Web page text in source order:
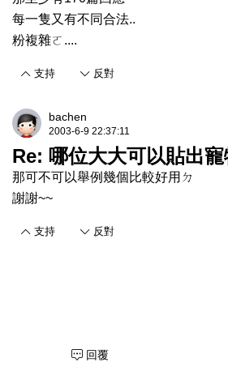
每一隻又有不同合法..
粉複雜ㄛ....
支持 反對
bachen
2003-6-9 22:37:11
Re: 哪位大大可以貼出
那可不可以舉例幾個比較好用ㄉ
謝謝~~
支持 反對
回覆